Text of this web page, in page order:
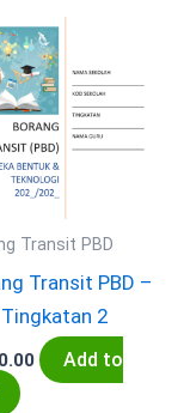
Transit PBD
Transit PBD –
Tingkatan 2
Add to